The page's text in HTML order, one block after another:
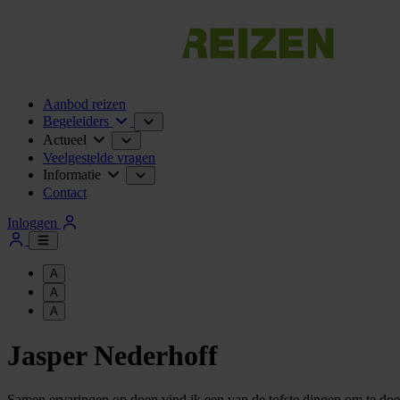
Aanbod reizen
Begeleiders
Actueel
Veelgestelde vragen
Informatie
Contact
Inloggen
A
A
A
Jasper Nederhoff